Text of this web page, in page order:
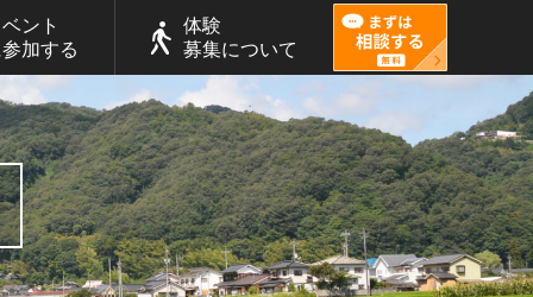
ント
加する
体験
募集について